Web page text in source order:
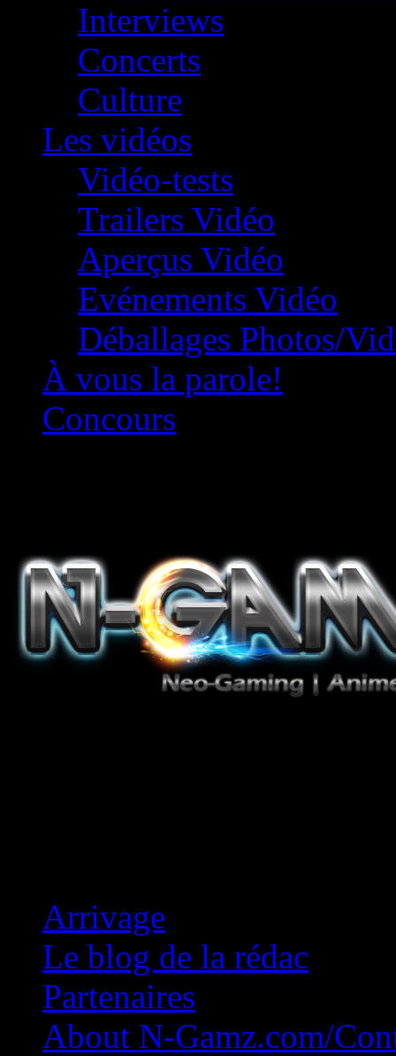
Interviews
Concerts
Culture
Les vidéos
Vidéo-tests
Trailers Vidéo
Aperçus Vidéo
Evénements Vidéo
Déballages Photos/
À vous la parole!
Concours
Arrivage
Le blog de la rédac
Partenaires
About N-Gamz.com/